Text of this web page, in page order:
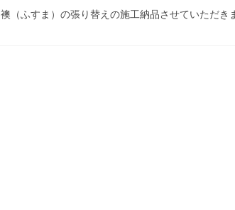
襖（ふすま）の張り替えの施工納品させて